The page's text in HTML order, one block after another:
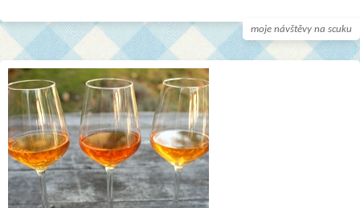
moje návštěvy na scuku